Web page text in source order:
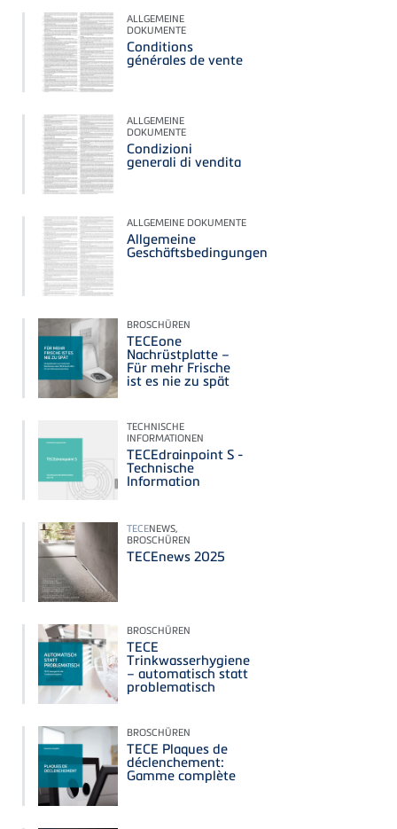
ALLGEMEINE
DOKUMENTE
Conditions
générales de vente
ALLGEMEINE
DOKUMENTE
Condizioni
generali di vendita
ALLGEMEINE DOKUMENTE
Allgemeine
Geschäftsbedingungen
BROSCHÜREN
TECEone
Nachrüstplatte –
Für mehr Frische
ist es nie zu spät
TECHNISCHE
INFORMATIONEN
TECEdrainpoint S -
Technische
Information
TECENEWS,
BROSCHÜREN
TECEnews 2025
BROSCHÜREN
TECE
Trinkwasserhygiene
– automatisch statt
problematisch
BROSCHÜREN
TECE Plaques de
déclenchement:
Gamme complète